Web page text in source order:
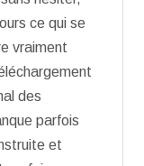
ce qui se
vraiment
des
parfois
et